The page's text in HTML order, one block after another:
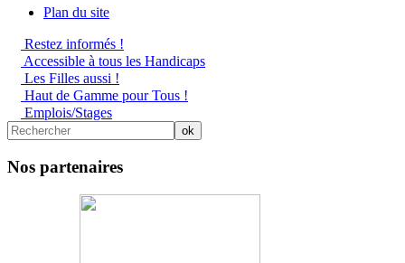
Plan du site
Restez informés !
Accessible à tous les Handicaps
Les Filles aussi !
Haut de Gamme pour Tous !
Emplois/Stages
Nos partenaires